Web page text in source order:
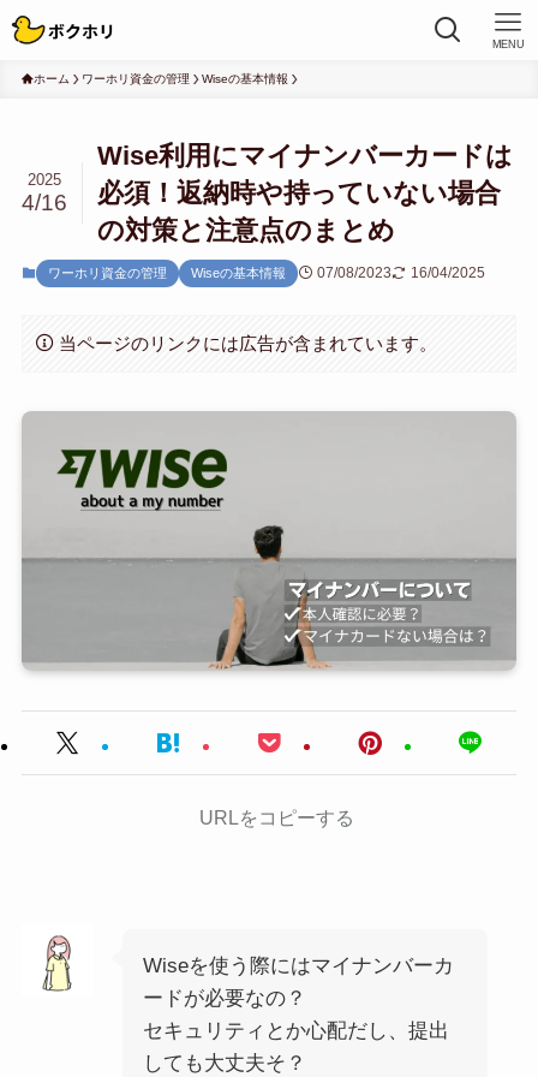
MENU
ホーム ワーホリ資金の管理 Wiseの基本情報
Wise利用にマイナンバーカードは
必須！返納時や持っていない場合
の対策と注意点のまとめ
2025
4/16
ワーホリ資金の管理 Wiseの基本情報 07/08/2023 16/04/2025
当ページのリンクには広告が含まれています。
URLをコピーする
Wiseを使う際にはマイナンバーカ
ードが必要なの？
セキュリティとか心配だし、提出
しても大丈夫そ？